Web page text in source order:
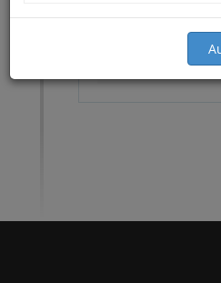
jeden Fall weiter